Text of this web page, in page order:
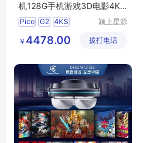
机128G手机游戏3D电影4K
家用头戴vr虚拟现实VR眼镜
智
Pico G2 4KS
颍上星源
有限公司
￥ 4478.00 拨打电话